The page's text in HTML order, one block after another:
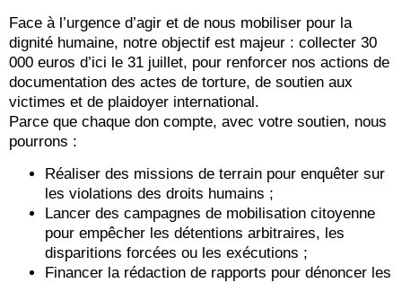
Face à l’urgence d’agir et de nous mobiliser pour la
dignité humaine, notre objectif est majeur : collecter 30
000 euros d’ici le 31 juillet, pour renforcer nos actions de
documentation des actes de torture, de soutien aux
victimes et de plaidoyer international.
Parce que chaque don compte, avec votre soutien, nous
pourrons :
Réaliser des missions de terrain pour enquêter sur
les violations des droits humains ;
Lancer des campagnes de mobilisation citoyenne
pour empêcher les détentions arbitraires, les
disparitions forcées ou les exécutions ;
Financer la rédaction de rapports pour dénoncer les